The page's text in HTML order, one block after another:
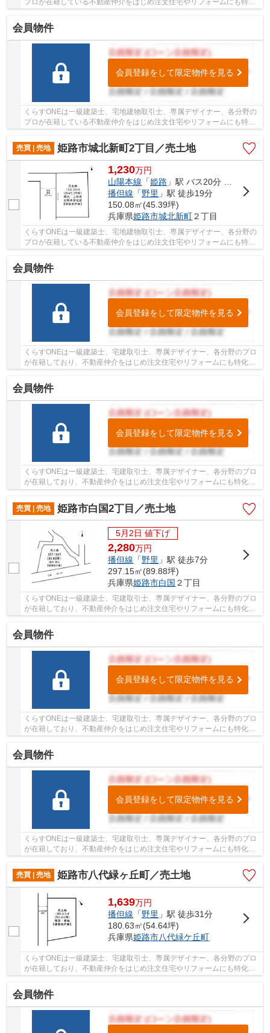
プロが在籍している不動産仲介をはじめ注文住宅やリフォームにも特化
会員物件
会員登録をして限定物件を見る
くらすONEは一級建築士、宅地建物取引士、専属デザイナー、各分野の
プロが在籍している不動産仲介をはじめ注文住宅やリフォームにも特化
しているお店です♪住まいに関する事は何でも気...
売買 | 売地
姫路市城北新町2丁目／売土地
1,230万円
山陽本線 「姫路 」駅 バス20分 「峰南町」 停歩1分
播但線 「野里 」駅 徒歩19分
150.08㎡(45.39坪)
兵庫県姫路市城北新町２丁目
くらすONEは一級建築士、宅地建物取引士、専属デザイナー、各分野の
プロが在籍している不動産仲介をはじめ注文住宅やリフォームにも特化
会員物件
会員登録をして限定物件を見る
くらすONEは一級建築士、宅建取引士、専属デザイナー、各分野のプロ
が在籍しており、不動産仲介をはじめ注文住宅やリフォームにも特化し
ているお店です♪姫路市・たつの市周辺の住まい...
会員物件
会員登録をして限定物件を見る
くらすONEは一級建築士、宅建取引士、専属デザイナー、各分野のプロ
が在籍しており、不動産仲介をはじめ注文住宅やリフォームにも特化し
ているお店です♪姫路市・たつの市周辺の住まい...
売買 | 売地
姫路市白国2丁目／売土地
5月2日 値下げ
2,280万円
播但線 「野里 」駅 徒歩7分
297.15㎡(89.88坪)
兵庫県姫路市白国 ２丁目
くらすONEは一級建築士、宅建取引士、専属デザイナー、各分野のプロ
が在籍しており、不動産仲介をはじめ注文住宅やリフォームにも特化し
会員物件
会員登録をして限定物件を見る
くらすONEは一級建築士、宅建取引士、専属デザイナー、各分野のプロ
が在籍しており、不動産仲介をはじめ注文住宅やリフォームにも特化し
会員物件
会員登録をして限定物件を見る
くらすONEは一級建築士、宅建取引士、専属デザイナー、各分野のプロ
が在籍しており、不動産仲介をはじめ注文住宅やリフォームにも特化し
売買 | 売地
姫路市八代緑ヶ丘町／売土地
1,639万円
播但線 「野里 」駅 徒歩31分
180.63㎡(54.64坪)
兵庫県姫路市八代緑ケ丘町
くらすONEは一級建築士、宅建取引士、専属デザイナー、各分野のプロ
が在籍しており、不動産仲介をはじめ注文住宅やリフォームにも特化し
会員物件